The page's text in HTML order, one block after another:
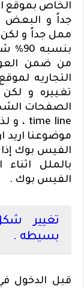
الخاص بموقع
جداً و البعض
ممل جداً و
من ضمن
التجاريه
تغييره و
الصفحات
time line ، و
موضوعنا اريد
الفيس بوك
بالملل
الفيس بوك .
تغيير
بسيطه .
قبل الدخول